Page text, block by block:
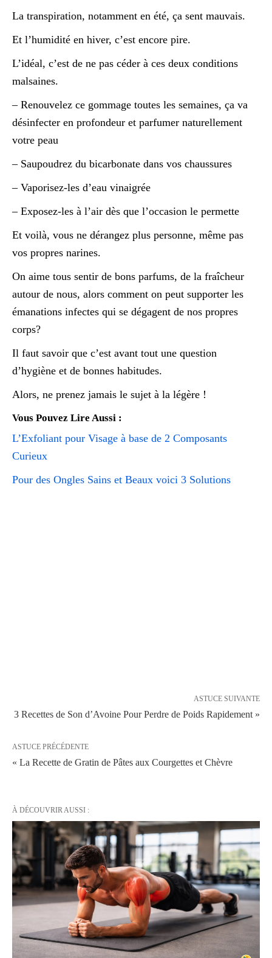
La transpiration, notamment en été, ça sent mauvais.
Et l’humidité en hiver, c’est encore pire.
L’idéal, c’est de ne pas céder à ces deux conditions
malsaines.
– Renouvelez ce gommage toutes les semaines, ça va
désinfecter en profondeur et parfumer naturellement
votre peau
– Saupoudrez du bicarbonate dans vos chaussures
– Vaporisez-les d’eau vinaigrée
– Exposez-les à l’air dès que l’occasion le permette
Et voilà, vous ne dérangez plus personne, même pas
vos propres narines.
On aime tous sentir de bons parfums, de la fraîcheur
autour de nous, alors comment on peut supporter les
émanations infectes qui se dégagent de nos propres
corps?
Il faut savoir que c’est avant tout une question
d’hygiène et de bonnes habitudes.
Alors, ne prenez jamais le sujet à la légère !
Vous Pouvez Lire Aussi :
L’Exfoliant pour Visage à base de 2 Composants
Curieux
Pour des Ongles Sains et Beaux voici 3 Solutions
ASTUCE SUIVANTE
3 Recettes de Son d’Avoine Pour Perdre de Poids Rapidement »
ASTUCE PRÉCÉDENTE
« La Recette de Gratin de Pâtes aux Courgettes et Chèvre
À DÉCOUVRIR AUSSI :